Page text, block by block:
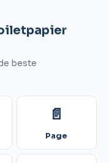
beste
📄
Page